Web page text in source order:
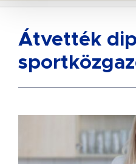
Átvették